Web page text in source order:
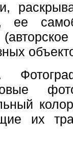
ее
их